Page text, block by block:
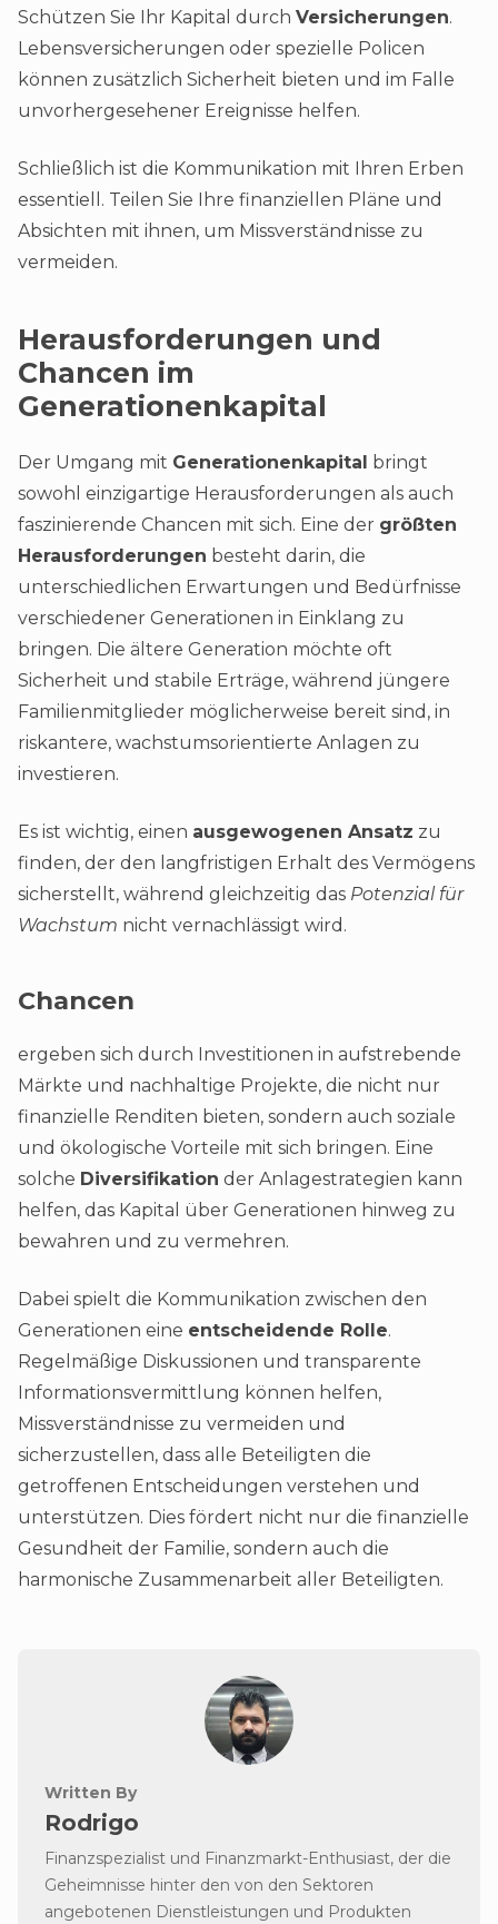
Schützen Sie Ihr Kapital durch Versicherungen.
Lebensversicherungen oder spezielle Policen
können zusätzlich Sicherheit bieten und im Falle
unvorhergesehener Ereignisse helfen.
Schließlich ist die Kommunikation mit Ihren Erben
essentiell. Teilen Sie Ihre finanziellen Pläne und
Absichten mit ihnen, um Missverständnisse zu
vermeiden.
Herausforderungen und
Chancen im
Generationenkapital
Der Umgang mit Generationenkapital bringt
sowohl einzigartige Herausforderungen als auch
faszinierende Chancen mit sich. Eine der größten
Herausforderungen besteht darin, die
unterschiedlichen Erwartungen und Bedürfnisse
verschiedener Generationen in Einklang zu
bringen. Die ältere Generation möchte oft
Sicherheit und stabile Erträge, während jüngere
Familienmitglieder möglicherweise bereit sind, in
riskantere, wachstumsorientierte Anlagen zu
investieren.
Es ist wichtig, einen ausgewogenen Ansatz zu
finden, der den langfristigen Erhalt des Vermögens
sicherstellt, während gleichzeitig das Potenzial für
Wachstum nicht vernachlässigt wird.
Chancen
ergeben sich durch Investitionen in aufstrebende
Märkte und nachhaltige Projekte, die nicht nur
finanzielle Renditen bieten, sondern auch soziale
und ökologische Vorteile mit sich bringen. Eine
solche Diversifikation der Anlagestrategien kann
helfen, das Kapital über Generationen hinweg zu
bewahren und zu vermehren.
Dabei spielt die Kommunikation zwischen den
Generationen eine entscheidende Rolle.
Regelmäßige Diskussionen und transparente
Informationsvermittlung können helfen,
Missverständnisse zu vermeiden und
sicherzustellen, dass alle Beteiligten die
getroffenen Entscheidungen verstehen und
unterstützen. Dies fördert nicht nur die finanzielle
Gesundheit der Familie, sondern auch die
harmonische Zusammenarbeit aller Beteiligten.
Written By
Rodrigo
Finanzspezialist und Finanzmarkt-Enthusiast, der die
Geheimnisse hinter den von den Sektoren
angebotenen Dienstleistungen und Produkten